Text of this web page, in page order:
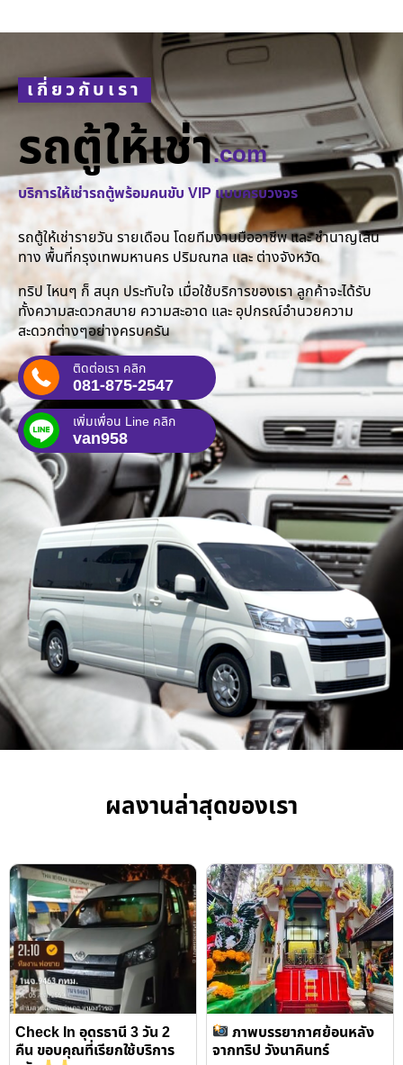
เกี่ยวกับเรา
รถตู้ให้เช่า.com
บริการให้เช่ารถตู้พร้อมคนขับ VIP แบบครบวงจร
รถตู้ให้เช่ารายวัน รายเดือน โดยทีมงานมืออาชีพ และ ชำนาญเส้น
ทาง พื้นที่กรุงเทพมหานคร ปริมณฑล และ ต่างจังหวัด
ทริป ไหนๆ ก็ สนุก ประทับใจ เมื่อใช้บริการของเรา ลูกค้าจะได้รับ
ทั้งความสะดวกสบาย ความสะอาด และ อุปกรณ์อำนวยความ
สะดวกต่างๆอย่างครบครัน
ติดต่อเรา คลิก
081-875-2547
เพิ่มเพื่อน Line คลิก
van958
ผลงานล่าสุดของเรา
Check In อุดรธานี 3 วัน 2
คืน ขอบคุณที่เรียกใช้บริการ
ภาพบรรยากาศย้อนหลัง
จากทริป วังนาคินทร์